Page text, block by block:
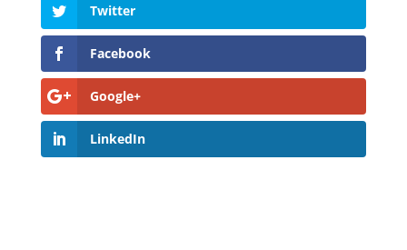
Twitter
Facebook
Google+
LinkedIn